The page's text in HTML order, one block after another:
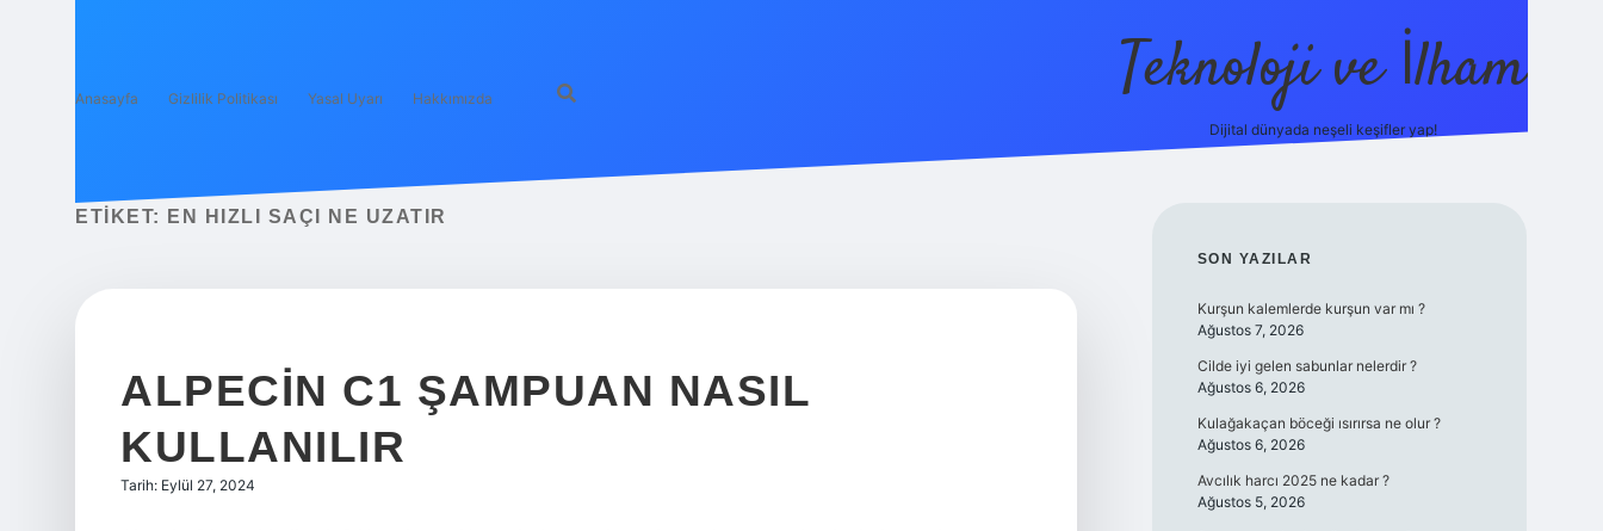
Anasayfa Gizlilik Politikası Yasal Uyarı Hakkımızda Teknoloji ve İlham
Dijital dünyada neşeli keşifler yap!
ETIKET: EN HIZLI SAÇI NE UZATIR
ALPECIN C1 ŞAMPUAN NASIL
KULLANILIR
Tarih: Eylül 27, 2024
SIDEBAR
SON YAZILAR
Kurşun kalemlerde kurşun var mı ?
Ağustos 7, 2026
Cilde iyi gelen sabunlar nelerdir ?
Ağustos 6, 2026
Kulağakaçan böceği ısırırsa ne olur ?
Ağustos 6, 2026
Avcılık harcı 2025 ne kadar ?
Ağustos 5, 2026